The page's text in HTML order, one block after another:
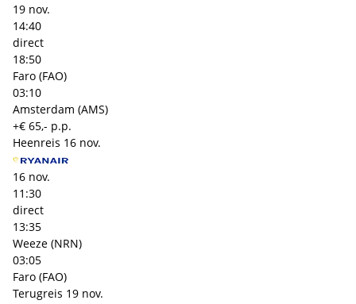
19 nov.
14:40
direct
18:50
Faro (FAO)
03:10
Amsterdam (AMS)
+€ 65,- p.p.
Heenreis 16 nov.
16 nov.
11:30
direct
13:35
Weeze (NRN)
03:05
Faro (FAO)
Terugreis 19 nov.